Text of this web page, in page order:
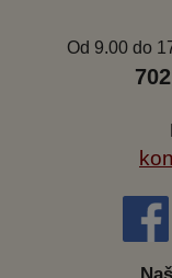
Od 9.00 do